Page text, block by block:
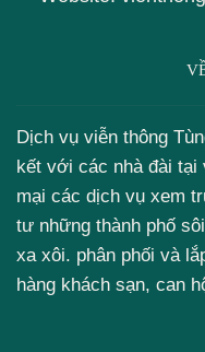
Dịch vụ viễn thông
kết với các nhà đài tại
mại các dịch vụ xem
tư những thành phố
xa xôi. phân phối và
hàng khách sạn, can